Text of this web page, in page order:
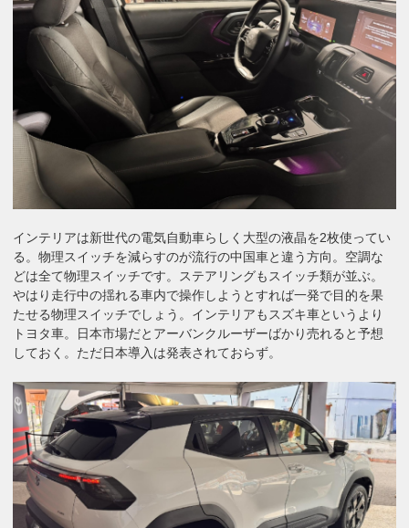
インテリアは新世代の電気自動車らしく大型の液晶を2枚使ってい
る。物理スイッチを減らすのが流行の中国車と違う方向。空調な
どは全て物理スイッチです。ステアリングもスイッチ類が並ぶ。
やはり走行中の揺れる車内で操作しようとすれば一発で目的を果
たせる物理スイッチでしょう。インテリアもスズキ車というより
トヨタ車。日本市場だとアーバンクルーザーばかり売れると予想
しておく。ただ日本導入は発表されておらず。